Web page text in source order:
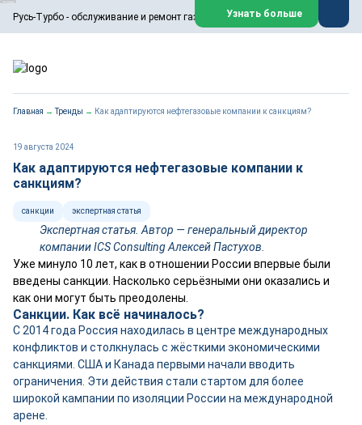
Русь-Турбо - обслуживание и ремонт газовых паровых турбин
ООО «Русь-Турбо» занимается сервисом газовых и паровых
турбин, комплексным ремонтом, восстановлением,
техническим обслуживанием оборудования ТЭС,
работают на нефтегазовых, нефтехимических,
металлургических и других предприятиях.
Реклама. ООО «Русь-Турбо», ИНН 7802588950
Узнать больше
Главная →Тренды → Как адаптируются нефтегазовые компании к санкциям?
19 августа 2024
Как адаптируются нефтегазовые компании к
санкциям?
санкции экспертная статья
Экспертная статья. Автор — генеральный директор
компании ICS Consulting Алексей Пастухов.
Уже минуло 10 лет, как в отношении России впервые были
введены санкции. Насколько серьёзными они оказались и
как они могут быть преодолены.
Санкции. Как всё начиналось?
С 2014 года Россия находилась в центре международных
конфликтов и столкнулась с жёсткими экономическими
санкциями. США и Канада первыми начали вводить
ограничения. Эти действия стали стартом для более
широкой кампании по изоляции России на международной
арене.